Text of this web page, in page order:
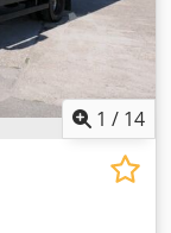
1 / 14